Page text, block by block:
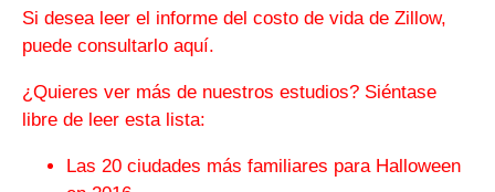
Si desea leer el informe del costo de vida de Zillow,
puede consultarlo aquí.
¿Quieres ver más de nuestros estudios? Siéntase
libre de leer esta lista:
Las 20 ciudades más familiares para Halloween